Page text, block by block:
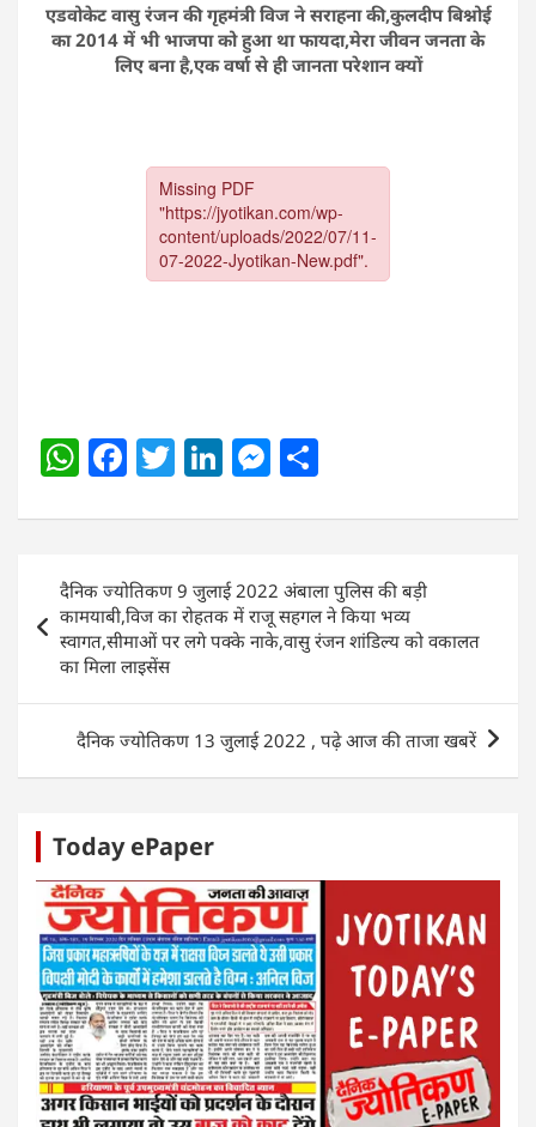
एडवोकेट वासु रंजन की गृहमंत्री विज ने सराहना की,कुलदीप बिश्नोई
का 2014 में भी भाजपा को हुआ था फायदा,मेरा जीवन जनता के
लिए बना है,एक वर्षा से ही जानता परेशान क्यों
W
at
s
A
p
p
F
c
e
b
o
o
k
T
itt
er
Li
k
e
dI
n
M
ss
e
n
g
ar
e
Post
navigation
दैनिक ज्योतिकण 9 जुलाई 2022 अंबाला पुलिस की बड़ी
कामयाबी,विज का रोहतक में राजू सहगल ने किया भव्य
स्वागत,सीमाओं पर लगे पक्के नाके,वासु रंजन शांडिल्य को वकालत
का मिला लाइसेंस
दैनिक ज्योतिकण 13 जुलाई 2022 , पढ़े आज की ताजा खबरें
Today ePaper